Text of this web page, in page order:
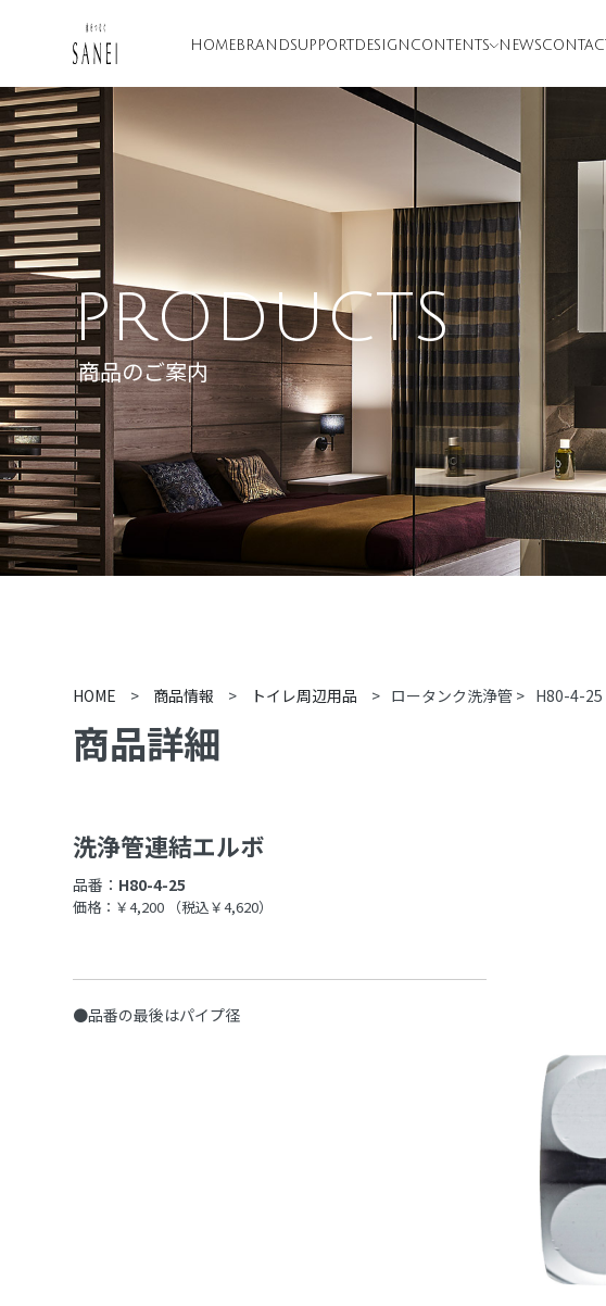
HOME BRANDSUPPORT DESIGN CONTENTS NEWSCONTACT
PRODUCTS
商品のご案内
HOME > 商品情報 > トイレ周辺用品 > ロータンク洗浄管 > H80-4-25
商品詳細
洗浄管連結エルボ
品番： H80-4-25
価格：￥4,200 （税込￥4,620）
●品番の最後はパイプ径